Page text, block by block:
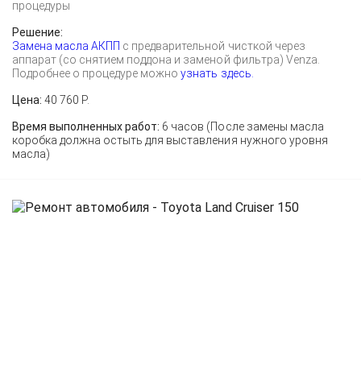
процедуры
Решение:
Замена масла АКПП с предварительной чисткой через
аппарат (со снятием поддона и заменой фильтра) Venza.
Подробнее о процедуре можноузнать здесь.
Цена:40 760 Р.
Время выполненных работ: 6 часов (После замены масла
коробка должна остыть для выставления нужного уровня
масла)